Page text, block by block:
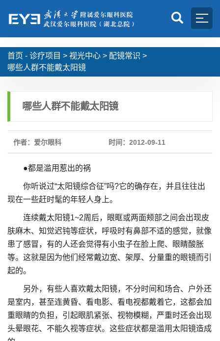
首页 - 诊疗项目 > 视光中心 > 配镜常识 >
哪些人群不能戴太阳镜
哪些人群不能戴太阳镜
作者：爱尔眼科 时间：2012-09-11
●都是滥用惹出的祸
你听说过“太阳镜综合征”吗?它的确存在，并且往往出
现在一些赶时髦的年轻人身上。
连续戴太阳镜1~2周后，眼眶或两面颊部之间会出现皮
肤麻木、知觉迟钝等症状，呼吸时有鼻部不适的感觉，就像
患了感冒，有的人还会觉得有小虫子在脸上爬、眼睛酸胀
等。这就是因为他们经常戴边宽、架厚、分量重的眼镜而引
起的。
另外，有些人喜欢戴太阳镜，不分时间和场合、户外还
是室内，甚至连黄昏、看电影、看电视都戴着它，这都会加
重眼睛的负担，引起眼肌紧张、视物模糊，严重时还会出现
头晕眼花、不能久视等症状。这些症状都是滥用太阳镜造成